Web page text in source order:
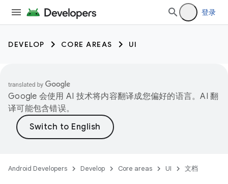
登录
DEVELOP CORE AREAS UI
Google 会使用 AI 技术将内容翻译成您偏好的语言。AI 翻
译可能包含错误。
Android Developers Develop Core areas UI 文档